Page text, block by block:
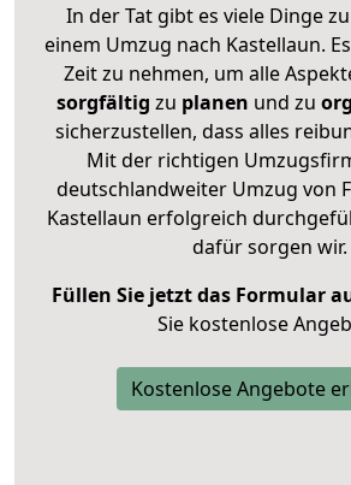
In der Tat gibt es viele Dinge
einem Umzug nach Kastellaun.
Zeit zu nehmen, um alle
sorgfältig zu planen und zu
sicherzustellen, dass alles
Mit der richtigen
deutschlandweiter Umzug von
Kastellaun erfolgreich
dafür sorgen wir.
Füllen Sie jetzt das Formular
Sie kostenlose
Kostenlose Angebote